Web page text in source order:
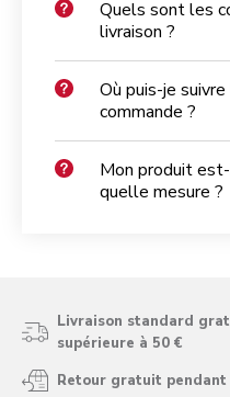
Quels sont les
livraison ?
Où puis-je
commande ?
Mon produit
quelle mesure ?
Livraison standard
supérieure à 50 €
Retour gratuit pendant